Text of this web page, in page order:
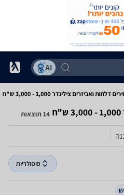
ואביזרים ‏צילינדר ‏1,000 - 3,000 ‏ש"ח
14 תוצאות
פופולריות